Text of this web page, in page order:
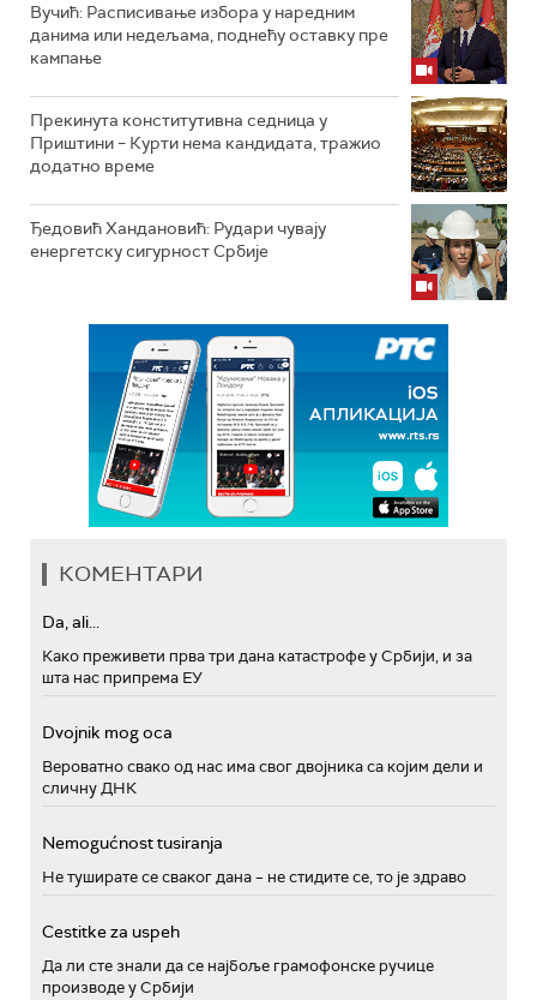
Вучић: Расписивање избора у наредним
данима или недељама, поднећу оставку пре
кампање
Прекинута конститутивна седница у
Приштини – Курти нема кандидата, тражио
додатно време
Ђедовић Хандановић: Рудари чувају
енергетску сигурност Србије
КОМЕНТАРИ
Da, ali...
Како преживети прва три дана катастрофе у Србији, и за
шта нас припрема ЕУ
Dvojnik mog oca
Вероватно свако од нас има свог двојника са којим дели и
сличну ДНК
Nemogućnost tusiranja
Не туширате се сваког дана – не стидите се, то је здраво
Cestitke za uspeh
Да ли сте знали да се најбоље грамофонске ручице
производе у Србији